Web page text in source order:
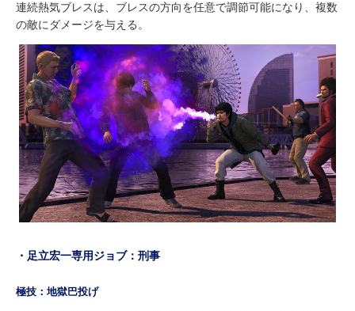
連続熱気ブレスは、ブレスの方向を任意で調節可能になり、複数
の敵にダメージを与える。
・足立宏一専用ジョブ：刑事
極技：地獄巴投げ